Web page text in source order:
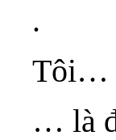
.
Tôi…
… là